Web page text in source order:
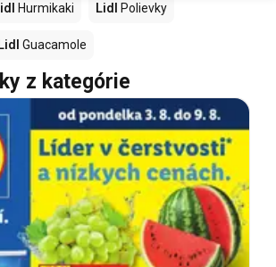
Hurmikaki Lidl Polievky
Lidl Guacamole
z kategórie